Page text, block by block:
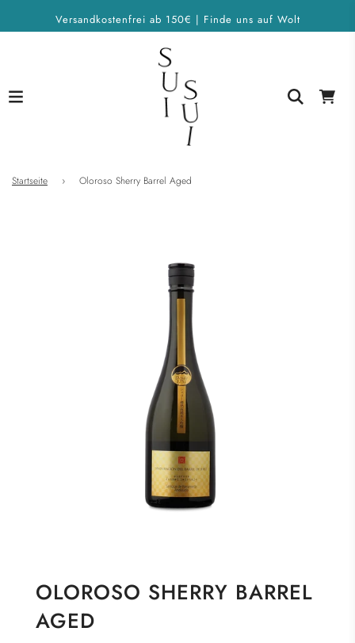
Versandkostenfrei ab 150€ | Finde uns auf Wolt
Startseite › Oloroso Sherry Barrel Aged
OLOROSO SHERRY BARREL
AGED